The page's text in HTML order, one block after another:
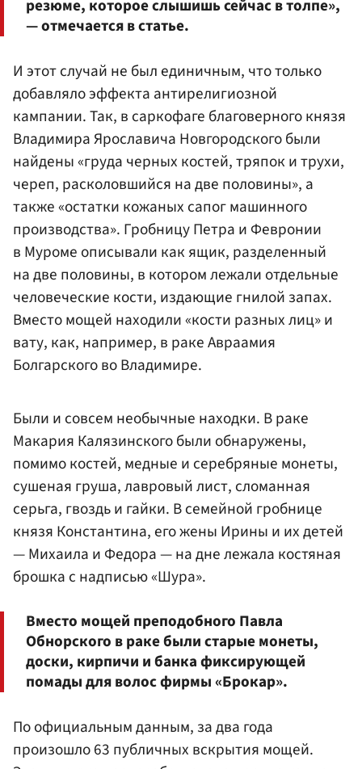
резюме, которое слышишь сейчас в толпе»,
— отмечается в статье.
И этот случай не был единичным, что только
добавляло эффекта антирелигиозной
кампании. Так, в саркофаге благоверного князя
Владимира Ярославича Новгородского были
найдены «груда черных костей, тряпок и трухи,
череп, расколовшийся на две половины», а
также «остатки кожаных сапог машинного
производства». Гробницу Петра и Февронии
в Муроме описывали как ящик, разделенный
на две половины, в котором лежали отдельные
человеческие кости, издающие гнилой запах.
Вместо мощей находили «кости разных лиц» и
вату, как, например, в раке Авраамия
Болгарского во Владимире.
Были и совсем необычные находки. В раке
Макария Калязинского были обнаружены,
помимо костей, медные и серебряные монеты,
сушеная груша, лавровый лист, сломанная
серьга, гвоздь и гайки. В семейной гробнице
князя Константина, его жены Ирины и их детей
— Михаила и Федора — на дне лежала костяная
брошка с надписью «Шура».
Вместо мощей преподобного Павла
Обнорского в раке были старые монеты,
доски, кирпичи и банка фиксирующей
помады для волос фирмы «Брокар».
По официальным данным, за два года
произошло 63 публичных вскрытия мощей.